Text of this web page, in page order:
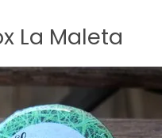
La Maleta